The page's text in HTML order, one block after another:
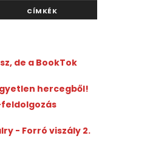
CÍMKÉK
de a BookTok
hercegből!
- Forró viszály 2.